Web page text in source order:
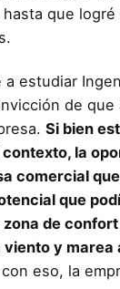
que logré
estudiar
de que
Si bien
la
comercial
que
zona de
y marea
eso, la